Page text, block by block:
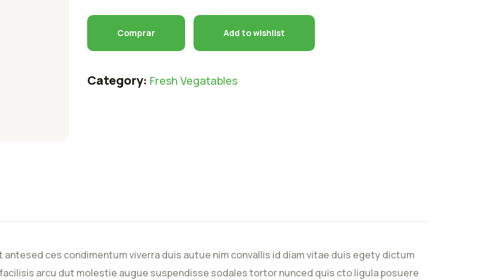
Add to wishlist
Comprar
Category: Fresh Vegatables
ces condimentum viverra duis autue nim convallis id diam vitae duis egety dictum
arcu dut molestie augue suspendisse sodales tortor nunced quis cto ligula posuere